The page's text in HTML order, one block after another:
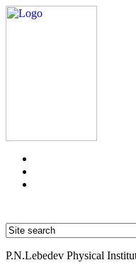
P.N.Lebedev Physical